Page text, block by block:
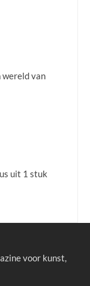
wereld van
uit 1 stuk
voor kunst,